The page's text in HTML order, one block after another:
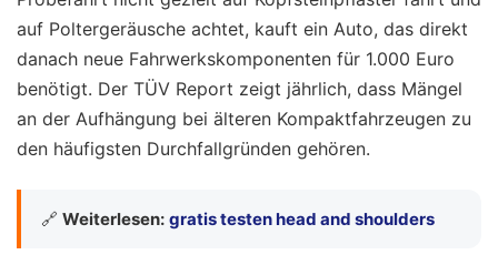
auf Poltergeräusche achtet, kauft ein Auto, das direkt
danach neue Fahrwerkskomponenten für 1.000 Euro
benötigt. Der TÜV Report zeigt jährlich, dass Mängel
an der Aufhängung bei älteren Kompaktfahrzeugen zu
den häufigsten Durchfallgründen gehören.
🔗 Weiterlesen: gratis testen head and shoulders